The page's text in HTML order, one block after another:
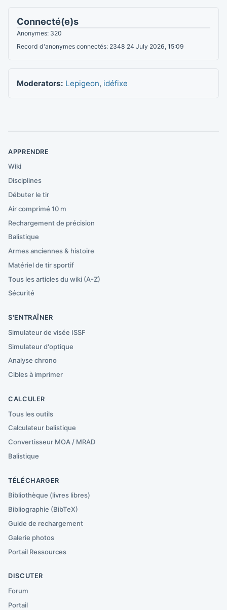
Connecté(e)s
Anonymes: 320
Record d'anonymes connectés: 2348 24 July 2026, 15:09
Moderators: Lepigeon, idéfixe
APPRENDRE
Wiki
Disciplines
Débuter le tir
Air comprimé 10 m
Rechargement de précision
Balistique
Armes anciennes & histoire
Matériel de tir sportif
Tous les articles du wiki (A-Z)
Sécurité
S'ENTRAÎNER
Simulateur de visée ISSF
Simulateur d'optique
Analyse chrono
Cibles à imprimer
CALCULER
Tous les outils
Calculateur balistique
Convertisseur MOA / MRAD
Balistique
TÉLÉCHARGER
Bibliothèque (livres libres)
Bibliographie (BibTeX)
Guide de rechargement
Galerie photos
Portail Ressources
DISCUTER
Forum
Portail